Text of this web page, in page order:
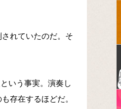
れていたのだ。そ
いう事実。演奏し
存在するほどだ。